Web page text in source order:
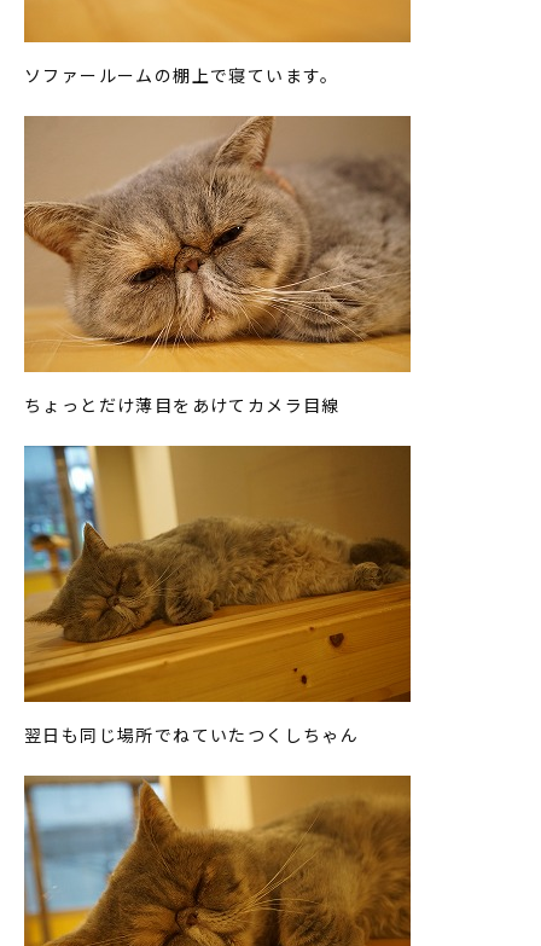
ソファールームの棚上で寝ています。
ちょっとだけ薄目をあけてカメラ目線
翌日も同じ場所でねていたつくしちゃん